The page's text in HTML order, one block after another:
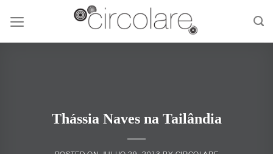
content
Thássia Naves na Tailândia